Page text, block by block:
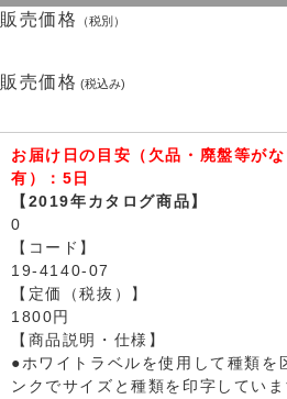
販売価格
（税別）
販売価格 (税込み)
お届け日の目安（欠品・廃盤等が
有）：5日
【2019年カタログ商品】
0
【コード】
19-4140-07
【定価（税抜）】
1800円
【商品説明・仕様】
●ホワイトラベルを使用して種類を
ンクでサイズと種類を印字してい